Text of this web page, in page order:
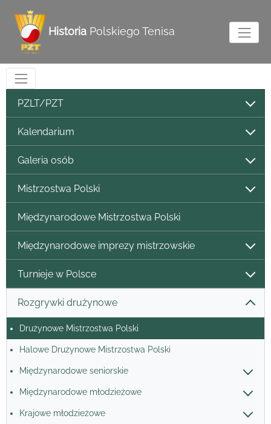
Historia Polskiego Tenisa
PZLT/PZT
Kalendarium
Galeria osób
Mistrzostwa Polski
Międzynarodowe Mistrzostwa Polski
Międzynarodowe imprezy mistrzowskie
Turnieje w Polsce
Rozgrywki drużynowe
Drużynowe Mistrzostwa Polski
Halowe Drużynowe Mistrzostwa Polski
Międzynarodowe seniorskie
Międzynarodowe młodzieżowe
Krajowe młodzieżowe